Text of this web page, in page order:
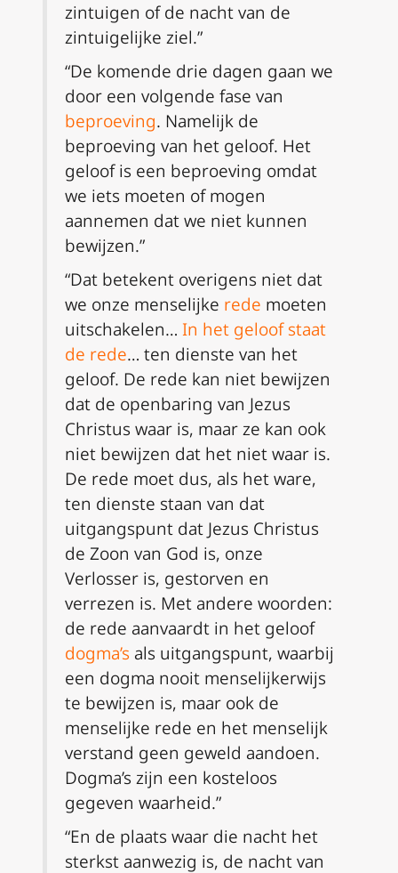
zintuigen of de nacht van de
zintuigelijke ziel.”
“De komende drie dagen gaan we
door een volgende fase van
beproeving. Namelijk de
beproeving van het geloof. Het
geloof is een beproeving omdat
we iets moeten of mogen
aannemen dat we niet kunnen
bewijzen.”
“Dat betekent overigens niet dat
we onze menselijke rede moeten
uitschakelen… In het geloof staat
de rede… ten dienste van het
geloof. De rede kan niet bewijzen
dat de openbaring van Jezus
Christus waar is, maar ze kan ook
niet bewijzen dat het niet waar is.
De rede moet dus, als het ware,
ten dienste staan van dat
uitgangspunt dat Jezus Christus
de Zoon van God is, onze
Verlosser is, gestorven en
verrezen is. Met andere woorden:
de rede aanvaardt in het geloof
dogma’s als uitgangspunt, waarbij
een dogma nooit menselijkerwijs
te bewijzen is, maar ook de
menselijke rede en het menselijk
verstand geen geweld aandoen.
Dogma’s zijn een kosteloos
gegeven waarheid.”
“En de plaats waar die nacht het
sterkst aanwezig is, de nacht van